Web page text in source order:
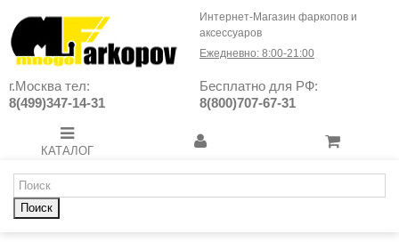
Интернет-Магазин фаркопов и
аксессуаров
Ежедневно: 8:00-21:00
г.Москва тел:
8(499)347-14-31
Бесплатно для РФ:
8(800)707-67-31
КАТАЛОГ
Поиск